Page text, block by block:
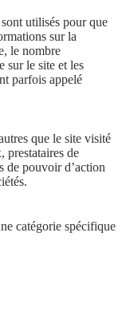
utilisés pour que
sur la
le nombre
sur le site et les
parfois appelé
que le site visité
prestataires de
de pouvoir d’action
catégorie spécifique